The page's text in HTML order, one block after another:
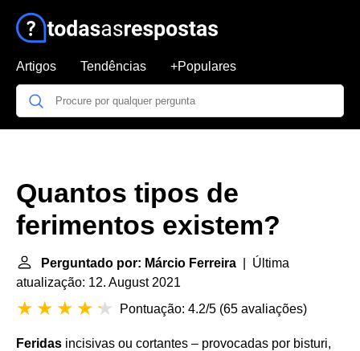
Artigos Tendências +Populares
Quantos tipos de
ferimentos existem?
Perguntado por: Márcio Ferreira | Última
atualização: 12. August 2021
Pontuação: 4.2/5 (65 avaliações)
Feridas incisivas ou cortantes – provocadas por bisturi,